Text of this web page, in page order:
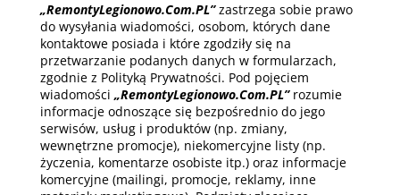
„RemontyLegionowo.Com.PL”zastrzega sobie prawo
do wysyłania wiadomości, osobom, których dane
kontaktowe posiada i które zgodziły się na
przetwarzanie podanych danych w formularzach,
zgodnie z Polityką Prywatności. Pod pojęciem
wiadomości „RemontyLegionowo.Com.PL” rozumie
informacje odnoszące się bezpośrednio do jego
serwisów, usług i produktów (np. zmiany,
wewnętrzne promocje), niekomercyjne listy (np.
życzenia, komentarze osobiste itp.) oraz informacje
komercyjne (mailingi, promocje, reklamy, inne